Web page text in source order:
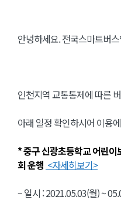
안녕하세요. 전국스마트버
인천지역 교통통제에 따른
아래 일정 확인하시어 이용
* 중구 신광초등학교 어린
회 운행 <자세히보기>
– 일시 : 2021.05.03(월) ~